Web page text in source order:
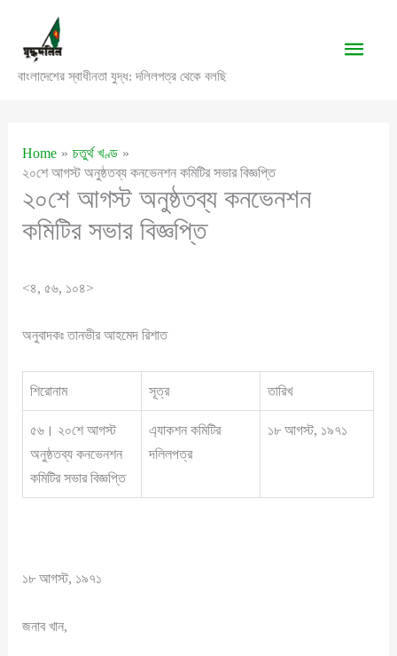
content
বাংলাদেশের স্বাধীনতা যুদ্ধ: দলিলপত্র থেকে বলছি
Main
Home
চতুর্থ খণ্ড
২০শে আগস্ট অনুষ্ঠতব্য কনভেনশন কমিটির সভার বিজ্ঞপ্তি
২০শে আগস্ট অনুষ্ঠতব্য কনভেনশন
কমিটির সভার বিজ্ঞপ্তি
<৪, ৫৬, ১০৪>
অনুবাদকঃ তানভীর আহমেদ রিশাত
শিরোনাম সূত্র তারিখ
৫৬। ২০শে আগস্ট
অনুষ্ঠতব্য কনভেনশন
কমিটির সভার বিজ্ঞপ্তি
এ্যাকশন কমিটির
দলিলপত্র
১৮ আগস্ট, ১৯৭১
১৮ আগস্ট, ১৯৭১
জনাব খান,